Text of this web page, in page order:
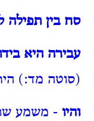
סח בין תפילה
עבירה היא
(סוטה מד:)
והיו - משמע